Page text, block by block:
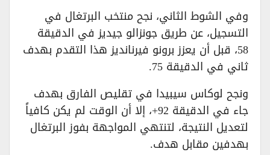
وفي الشوط الثاني، نجح منتخب البرتغال في
التسجيل، عن طريق جونزالو جيديز في الدقيقة
58، قبل أن يعزز برونو فيرنانديز هذا التقدم بهدف
ثاني في الدقيقة 75.
ونجح لوكاس سيبيدا في تقليص الفارق بهدف
جاء في الدقيقة 92+، إلا أن الوقت لم يكن كافياً
لتعديل النتيجة، لتنتهي المواجهة بفوز البرتغال
بهدفين مقابل هدف.